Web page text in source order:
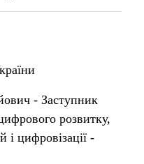
- Заступник
розвитку,
цифровізації -